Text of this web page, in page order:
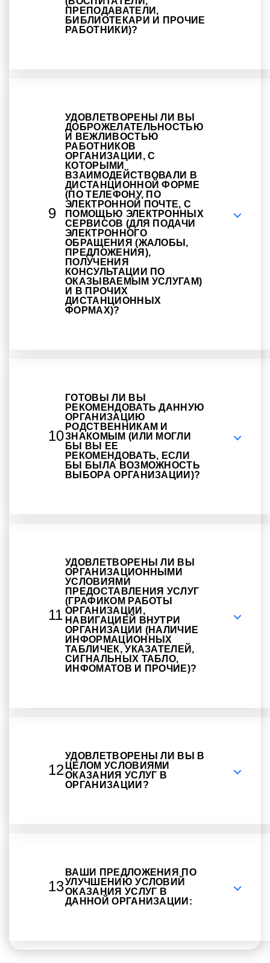
ПРЕПОДАВАТЕЛИ,
БИБЛИОТЕКАРИ И ПРОЧИЕ
РАБОТНИКИ)?
9
УДОВЛЕТВОРЕНЫ ЛИ ВЫ
ДОБРОЖЕЛАТЕЛЬНОСТЬЮ
И ВЕЖЛИВОСТЬЮ
РАБОТНИКОВ
ОРГАНИЗАЦИИ, С
КОТОРЫМИ
ВЗАИМОДЕЙСТВОВАЛИ В
ДИСТАНЦИОННОЙ ФОРМЕ
(ПО ТЕЛЕФОНУ, ПО
ЭЛЕКТРОННОЙ ПОЧТЕ, С
ПОМОЩЬЮ ЭЛЕКТРОННЫХ
СЕРВИСОВ (ДЛЯ ПОДАЧИ
ЭЛЕКТРОННОГО
ОБРАЩЕНИЯ (ЖАЛОБЫ,
ПРЕДЛОЖЕНИЯ),
ПОЛУЧЕНИЯ
КОНСУЛЬТАЦИИ ПО
ОКАЗЫВАЕМЫМ УСЛУГАМ)
И В ПРОЧИХ
ДИСТАНЦИОННЫХ
ФОРМАХ)?
10
ГОТОВЫ ЛИ ВЫ
РЕКОМЕНДОВАТЬ ДАННУЮ
ОРГАНИЗАЦИЮ
РОДСТВЕННИКАМ И
ЗНАКОМЫМ (ИЛИ МОГЛИ
БЫ ВЫ ЕЕ
РЕКОМЕНДОВАТЬ, ЕСЛИ
БЫ БЫЛА ВОЗМОЖНОСТЬ
ВЫБОРА ОРГАНИЗАЦИИ)?
11
УДОВЛЕТВОРЕНЫ ЛИ ВЫ
ОРГАНИЗАЦИОННЫМИ
УСЛОВИЯМИ
ПРЕДОСТАВЛЕНИЯ УСЛУГ
(ГРАФИКОМ РАБОТЫ
ОРГАНИЗАЦИИ,
НАВИГАЦИЕЙ ВНУТРИ
ОРГАНИЗАЦИИ (НАЛИЧИЕ
ИНФОРМАЦИОННЫХ
ТАБЛИЧЕК, УКАЗАТЕЛЕЙ,
СИГНАЛЬНЫХ ТАБЛО,
ИНФОМАТОВ И ПРОЧИЕ)?
12
УДОВЛЕТВОРЕНЫ ЛИ ВЫ В
ЦЕЛОМ УСЛОВИЯМИ
ОКАЗАНИЯ УСЛУГ В
ОРГАНИЗАЦИИ?
13
ВАШИ ПРЕДЛОЖЕНИЯ ПО
УЛУЧШЕНИЮ УСЛОВИЙ
ОКАЗАНИЯ УСЛУГ В
ДАННОЙ ОРГАНИЗАЦИИ: